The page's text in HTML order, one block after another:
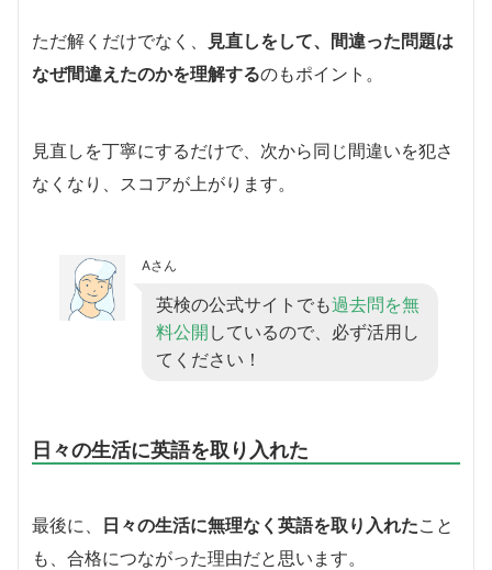
ただ解くだけでなく、
見直しをして、間違った問題は
なぜ間違えたのかを理解するのもポイント。
見直しを丁寧にするだけで、次から同じ間違いを犯さ
なくなり、スコアが上がります。
Aさん
英検の公式サイトでも過去問を無
料公開 しているので、必ず活用し
てください！
日々の生活に英語を取り入れた
最後に、 日々の生活に無理なく英語を取り入れたこと
も、合格につながった理由だと思います。